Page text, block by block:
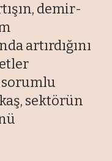
demir-
artırdığını
sektörün